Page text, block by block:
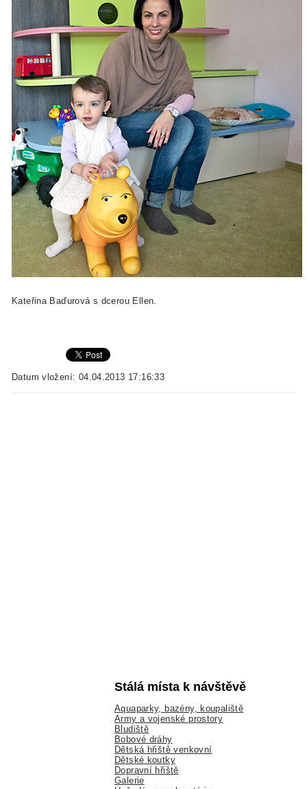
Kateřina Baďurová s dcerou Ellen.
Datum vložení: 04.04.2013 17:16:33
Stálá místa k návštěvě
Aquaparky, bazény, koupaliště
Army a vojenské prostory
Bludiště
Bobové dráhy
Dětská hřiště venkovní
Dětské koutky
Dopravní hřiště
Galerie